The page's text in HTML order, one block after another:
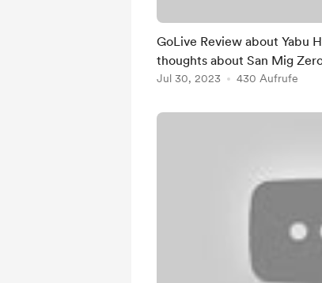
GoLive Review about Yabu
thoughts about San Mig
Jul 30, 2023 430 Aufrufe